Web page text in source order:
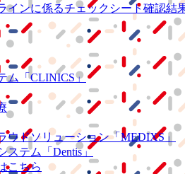
インに係るチェックシート確認結
ム
「CLINICS」
ウドソリューション「MEDIXS」
ステム
「Dentis」
こちら